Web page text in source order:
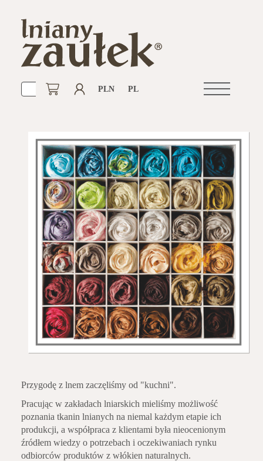
Otwórz
PLN PL
Przygodę z lnem zaczęliśmy od "kuchni".
Pracując w zakładach lniarskich mieliśmy możliwość
poznania tkanin lnianych na niemal każdym etapie ich
produkcji, a współpraca z klientami była nieocenionym
źródłem wiedzy o potrzebach i oczekiwaniach rynku
odbiorców produktów z włókien naturalnych.